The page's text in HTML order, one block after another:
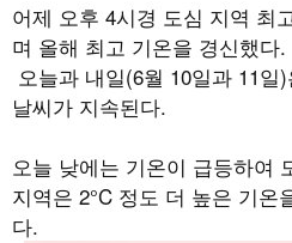
어제 오후 4시경 도심 지역 최
며 올해 최고 기온을 경신했다.
오늘과 내일(6월 10일과 11일)
날씨가 지속된다.
오늘 낮에는 기온이 급등하여
지역은 2°C 정도 더 높은 기온
다.